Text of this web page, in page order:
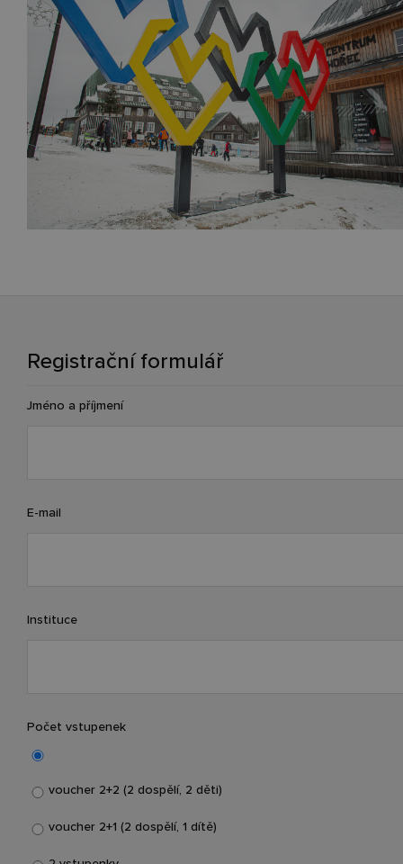
Registrační formulář
Jméno a příjmení
E-mail
Instituce
Počet vstupenek
voucher 2+2 (2 dospělí, 2 děti)
voucher 2+1 (2 dospělí, 1 dítě)